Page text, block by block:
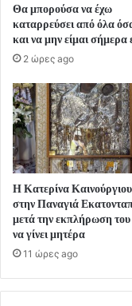
Θα μπορούσα να έχω
καταρρεύσει από όλα
και να μην είμαι σήμερα
2 ώρες ago
Η Κατερίνα
στην Παναγιά
μετά την εκπλήρωση
να γίνει μητέρα
11 ώρες ago